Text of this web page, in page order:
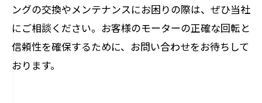
ングの交換やメンテナンスにお困りの際は、ぜひ当社
にご相談ください。お客様のモーターの正確な回転と
信頼性を確保するために、お問い合わせをお待ちして
おります。